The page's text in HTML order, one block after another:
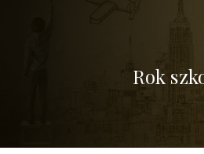
Rok